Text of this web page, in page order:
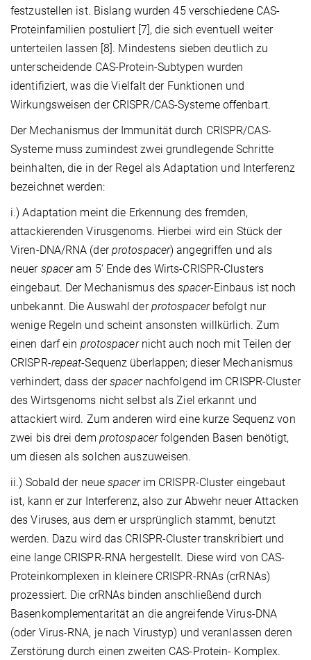
festzustellen ist. Bislang wurden 45 verschiedene CAS-
Proteinfamilien postuliert [7], die sich eventuell weiter
unterteilen lassen [8]. Mindestens sieben deutlich zu
unterscheidende CAS-Protein-Subtypen wurden
identifiziert, was die Vielfalt der Funktionen und
Wirkungsweisen der CRISPR/CAS-Systeme offenbart.
Der Mechanismus der Immunität durch CRISPR/CAS-
Systeme muss zumindest zwei grundlegende Schritte
beinhalten, die in der Regel als Adaptation und Interferenz
bezeichnet werden:
i.) Adaptation meint die Erkennung des fremden,
attackierenden Virusgenoms. Hierbei wird ein Stück der
Viren-DNA/RNA (derprotospacer) angegriffen und als
neuer spaceram 5‘ Ende des Wirts-CRISPR-Clusters
eingebaut. Der Mechanismus desspacer-Einbaus ist noch
unbekannt. Die Auswahl derprotospacerbefolgt nur
wenige Regeln und scheint ansonsten willkürlich. Zum
einen darf ein protospacernicht auch noch mit Teilen der
CRISPR-repeat-Sequenz überlappen; dieser Mechanismus
verhindert, dass derspacernachfolgend im CRISPR-Cluster
des Wirtsgenoms nicht selbst als Ziel erkannt und
attackiert wird. Zum anderen wird eine kurze Sequenz von
zwei bis drei dem protospacerfolgenden Basen benötigt,
um diesen als solchen auszuweisen.
ii.) Sobald der neuespacerim CRISPR-Cluster eingebaut
ist, kann er zur Interferenz, also zur Abwehr neuer Attacken
des Viruses, aus dem er ursprünglich stammt, benutzt
werden. Dazu wird das CRISPR-Cluster transkribiert und
eine lange CRISPR-RNA hergestellt. Diese wird von CAS-
Proteinkomplexen in kleinere CRISPR-RNAs (crRNAs)
prozessiert. Die crRNAs binden anschließend durch
Basenkomplementarität an die angreifende Virus-DNA
(oder Virus-RNA, je nach Virustyp) und veranlassen deren
Zerstörung durch einen zweiten CAS-Protein- Komplex.